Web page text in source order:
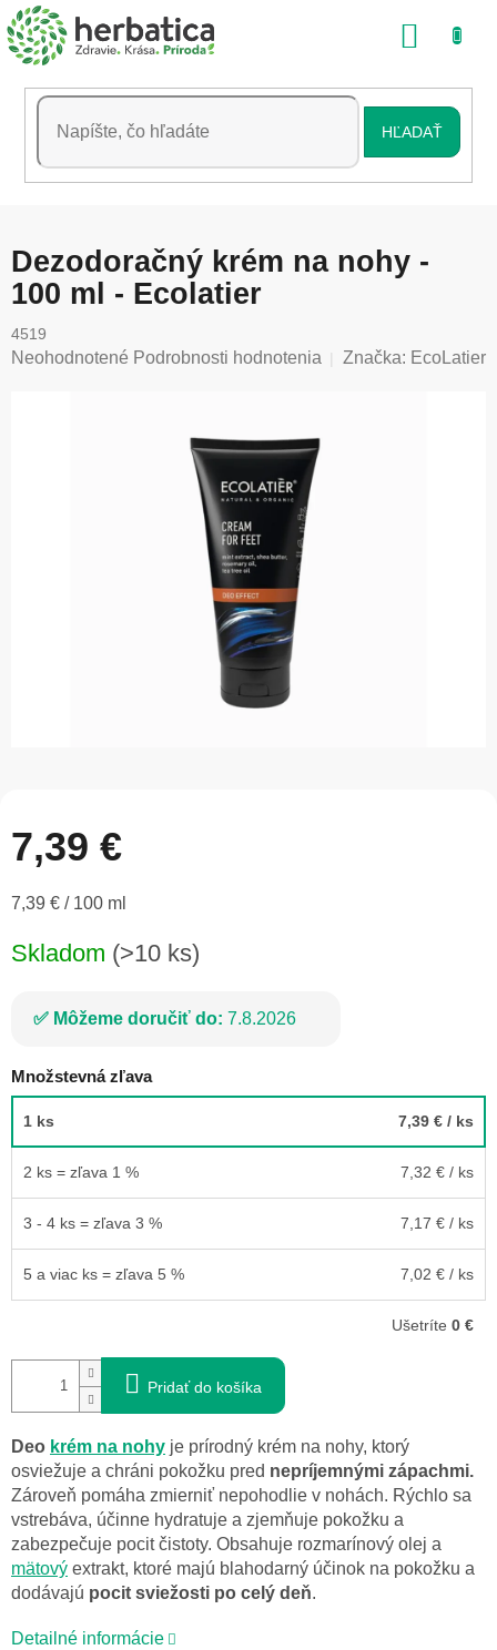
Prejsť
na
obsah
HĽADAŤ
Dezodoračný krém na nohy -
100 ml - Ecolatier
4519
Priemerné
Neohodnotené Podrobnosti hodnotenia Značka: EcoLatier
7,39 €
Jednotková
7,39 € / 100 ml
Skladom (>10 ks)
Môžeme doručiť do: 7.8.2026
Množstevná zľava
1 ks 7,39 € / ks
2 ks = zľava 1 % 7,32 € / ks
3 - 4 ks = zľava 3 % 7,17 € / ks
5 a viac ks = zľava 5 % 7,02 € / ks
Ušetríte 0 €
Pridať do košíka
Deo krém na nohy je prírodný krém na nohy, ktorý
osviežuje a chráni pokožku pred nepríjemnými zápachmi.
Zároveň pomáha zmierniť nepohodlie v nohách. Rýchlo sa
vstrebáva, účinne hydratuje a zjemňuje pokožku a
zabezpečuje pocit čistoty. Obsahuje rozmarínový olej a
mätový extrakt, ktoré majú blahodarný účinok na pokožku a
dodávajú pocit sviežosti po celý deň.
Detailné informácie